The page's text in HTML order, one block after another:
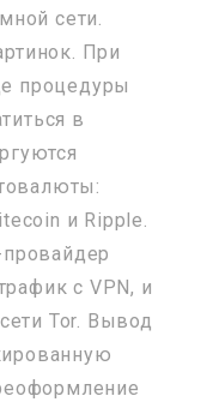
сети.
При
процедуры
в
и Ripple.
с VPN, и
Tor. Вывод